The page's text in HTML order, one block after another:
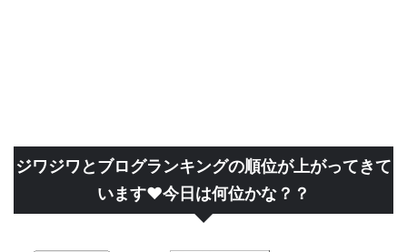
ジワジワとブログランキングの順位が上がってきて
います❤今日は何位かな？？